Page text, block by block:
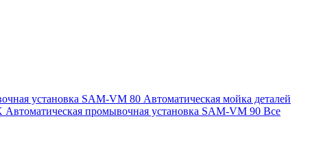
установка SAM-VM 80 Автоматическая мойка деталей
Автоматическая промывочная установка SAM-VM 90 Все